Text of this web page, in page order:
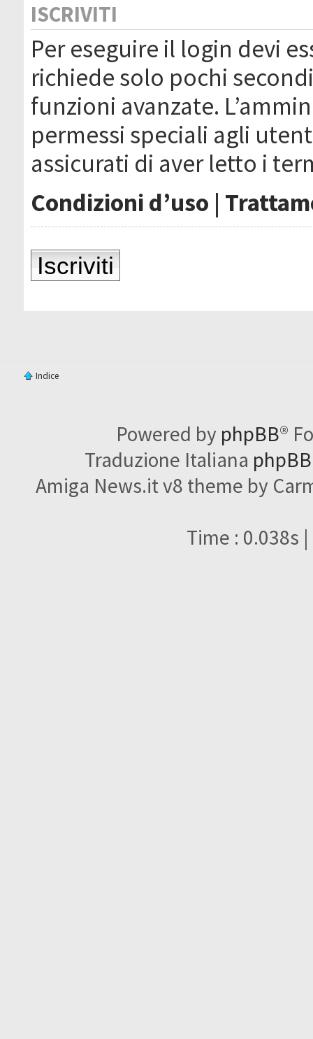
ISCRIVITI
Per eseguire il login devi
richiede solo pochi
funzioni avanzate.
permessi speciali agli
assicurati di aver letto i
Condizioni d’uso |
Iscriviti
Indice
Powered by phpBB®
Traduzione Italiana
Amiga News.it v8 theme by
Time : 0.038s